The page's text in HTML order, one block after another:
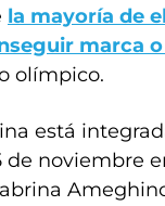
la mayoría de
marca
olímpico.
está
noviembre